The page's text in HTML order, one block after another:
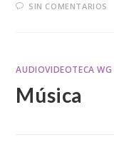
SIN COMENTARIOS
AUDIOVIDEOTECA WG
Música